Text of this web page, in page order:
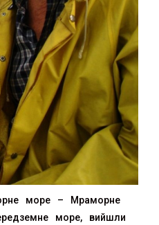
море – Мраморне
море, вийшли